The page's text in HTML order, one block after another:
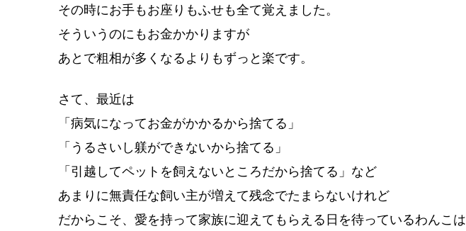
その時にお手もお座りもふせも全て覚えました。
そういうのにもお金かかりますが
あとで粗相が多くなるよりもずっと楽です。
さて、最近は
「病気になってお金がかかるから捨てる」
「うるさいし躾ができないから捨てる」
「引越してペットを飼えないところだから捨てる」など
あまりに無責任な飼い主が増えて残念でたまらないけれど
だからこそ、愛を持って家族に迎えてもらえる日を待っているわんこは